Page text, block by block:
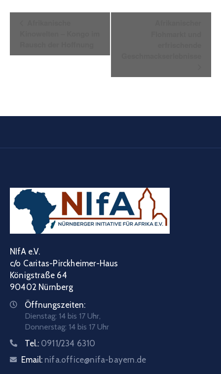
NIfA e.V.
c/o Caritas-Pirckheimer-Haus
Königstraße 64
90402 Nürnberg
Öffnungszeiten:
Dienstag: 14 bis 17 Uhr,
Donnerstag: 14 bis 17 Uhr
Tel.: 0911/234 6310
Email: nifa.office@nifa-bayern.de